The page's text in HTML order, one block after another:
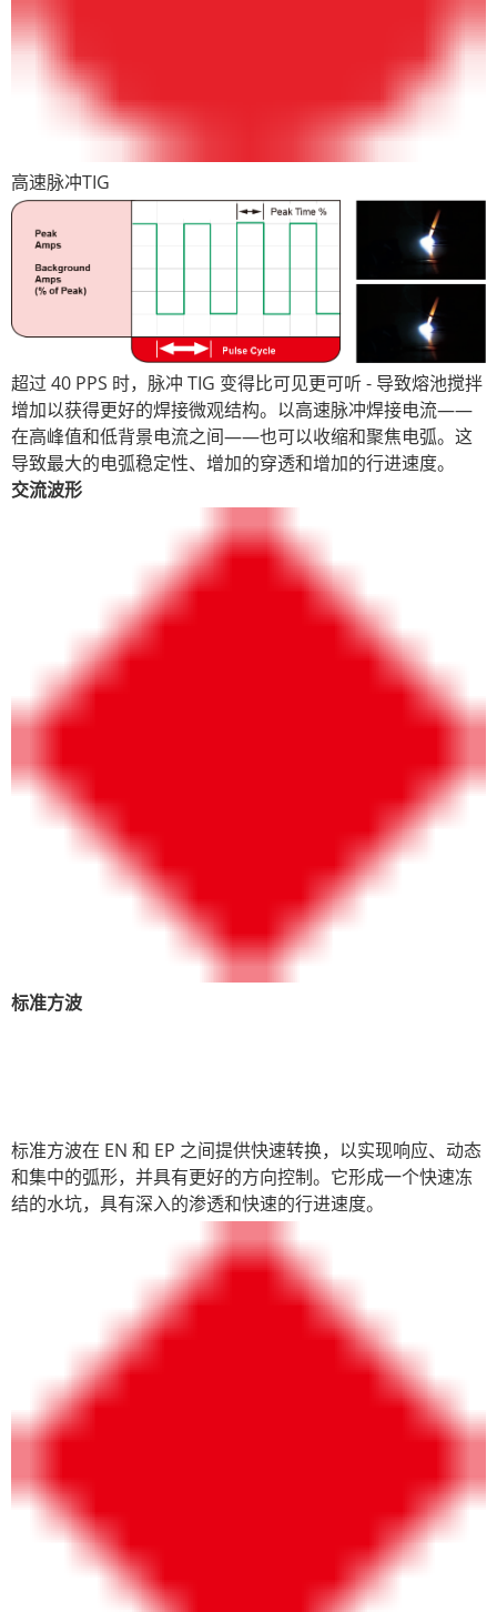
高速脉冲TIG
超过 40 PPS 时，脉冲 TIG 变得比可见更可听 - 导致熔池搅拌
增加以获得更好的焊接微观结构。以高速脉冲焊接电流——
在高峰值和低背景电流之间——也可以收缩和聚焦电弧。这
导致最大的电弧稳定性、增加的穿透和增加的行进速度。
交流波形
标准方波
标准方波在 EN 和 EP 之间提供快速转换，以实现响应、动态
和集中的弧形，并具有更好的方向控制。它形成一个快速冻
结的水坑，具有深入的渗透和快速的行进速度。